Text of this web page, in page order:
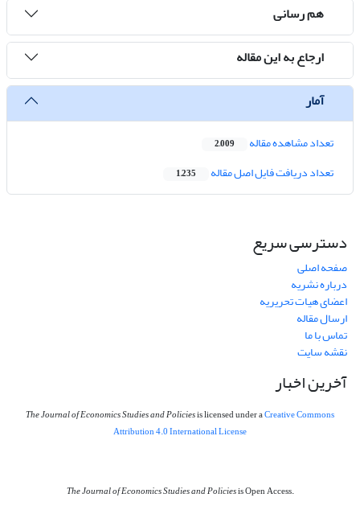
هم رسانی
ارجاع به این مقاله
آمار
تعداد مشاهده مقاله 2,009
تعداد دریافت فایل اصل مقاله 1,235
دسترسی سریع
صفحه اصلی
درباره نشریه
اعضای هیات تحریریه
ارسال مقاله
تماس با ما
نقشه سایت
آخرین اخبار
The Journal of Economics Studies and Policiesis licensed under aCreative Commons
Attribution 4.0 International License
The Journal of Economics Studies and Policiesis Open Access.